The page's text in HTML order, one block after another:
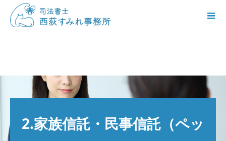
2.家族信託・民事信託（ペッ